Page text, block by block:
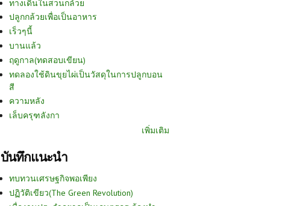
ทางเดินในสวนกล้วย
ปลูกกล้วยเพื่อเป็นอาหาร
เร็วๆนี้
บานแล้ว
ฤดูกาล(ทดสอบเขียน)
ทดลองใช้ดินขุยไผ่เป็นวัสดุในการปลูกบอน
สี
ความหลัง
เล็บครุฑลังกา
เพิ่มเติม
บันทึกแนะนำ
ทบทวนเศรษฐกิจพอเพียง
ปฏิวัติเขียว(The Green Revolution)